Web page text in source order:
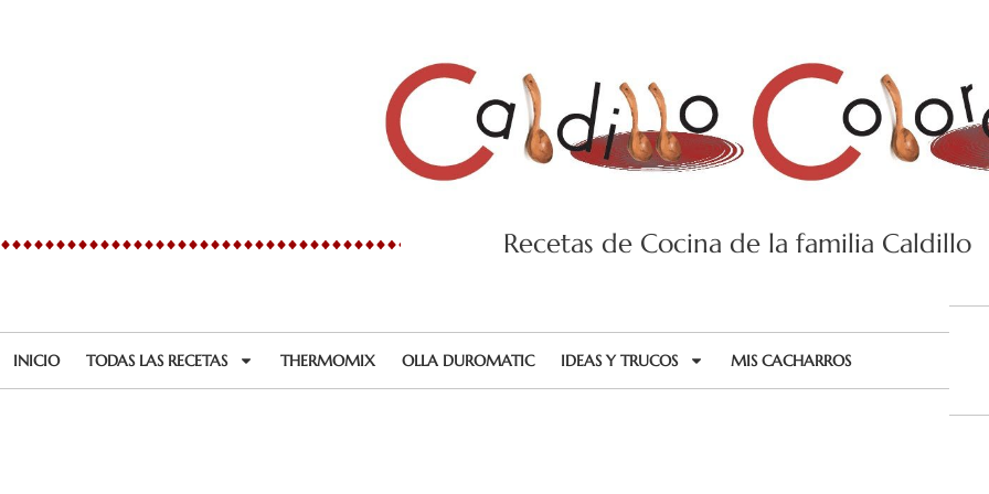
Recetas de Cocina de la familia Caldillo
INICIO TODAS LAS RECETAS THERMOMIX OLLA DUROMATIC IDEAS Y TRUCOS MIS CACHARROS